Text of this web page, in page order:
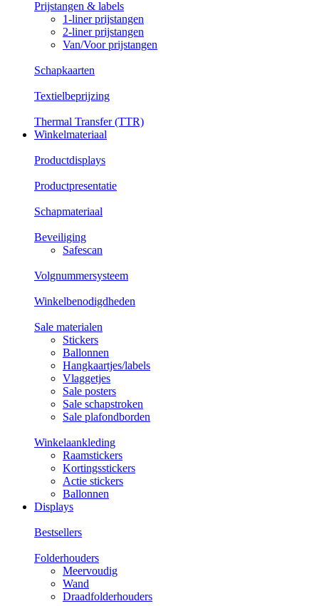
Prijstangen & labels
1-liner prijstangen
2-liner prijstangen
Van/Voor prijstangen
Schapkaarten
Textielbeprijzing
Thermal Transfer (TTR)
Winkelmateriaal
Productdisplays
Productpresentatie
Schapmateriaal
Beveiliging
Safescan
Volgnummersysteem
Winkelbenodigdheden
Sale materialen
Stickers
Ballonnen
Hangkaartjes/labels
Vlaggetjes
Sale posters
Sale schapstroken
Sale plafondborden
Winkelaankleding
Raamstickers
Kortingsstickers
Actie stickers
Ballonnen
Displays
Bestsellers
Folderhouders
Meervoudig
Wand
Draadfolderhouders